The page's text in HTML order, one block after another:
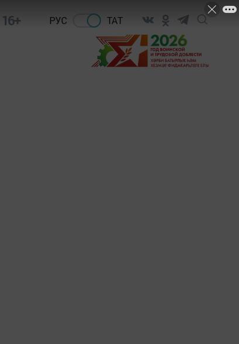
16+ РУС ТАТ